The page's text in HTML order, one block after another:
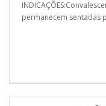
permanecem sentadas